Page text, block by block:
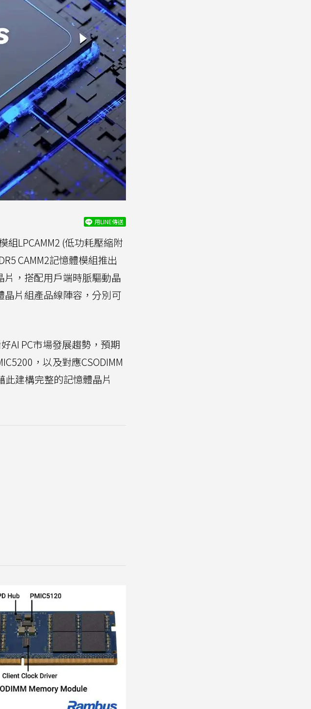
用LINE傳送
組LPCAMM2 (低功耗壓縮附
CAMM2記憶體模組推出
片，搭配用戶端時脈驅動晶
晶片組產品線陣容，分別可
AI PC市場發展趨勢，預期
，以及對應CSODIMM
此建構完整的記憶體晶片